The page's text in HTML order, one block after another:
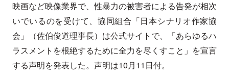
映画など映像業界で、性暴力の被害者による告発が相次
いでいるのを受けて、協同組合「日本シナリオ作家協
会」（佐伯俊道理事長）は公式サイトで、「あらゆるハ
ラスメントを根絶するために全力を尽くすこと」を宣言
する声明を発表した。声明は10月11日付。